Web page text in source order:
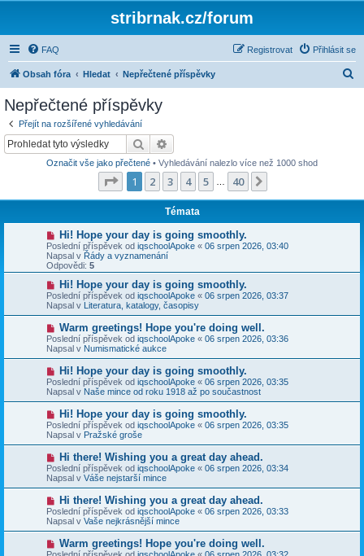
stribrnak.cz/forum
FAQ Přihlásit se
Registrovat
Obsah fóra Hledat Nepřečtené příspěvky
Nepřečtené příspěvky
Přejít na rozšířené vyhledávání
Hledat
Označit vše jako přečtené • Vyhledávání nalezlo více než 1000 shod
Stránka z 40
1 2 3 4 5 40
Témata
N
o
v
ý
p
s
p
v
e
k
Hi! Hope your day is going smoothly.
Poslední příspěvek od iqschoolApoke « 06 srpen 2026, 03:40
Napsal v Řády a vyznamenání
Odpovědi: 5
N
o
v
ý
p
í
s
p
v
e
k
Hi! Hope your day is going smoothly.
Poslední příspěvek od iqschoolApoke « 06 srpen 2026, 03:37
Napsal v Literatura, katalogy, časopisy
N
o
v
ý
p
í
s
p
v
e
k
Warm greetings! Hope you're doing well.
Poslední příspěvek od iqschoolApoke « 06 srpen 2026, 03:36
Napsal v Numismatické aukce
N
o
v
ý
p
í
s
p
v
e
k
Hi! Hope your day is going smoothly.
Poslední příspěvek od iqschoolApoke « 06 srpen 2026, 03:35
Napsal v Naše mince od roku 1918 až po součastnost
N
o
v
ý
p
í
s
p
v
e
k
Hi! Hope your day is going smoothly.
Poslední příspěvek od iqschoolApoke « 06 srpen 2026, 03:35
Napsal v Pražské groše
N
o
v
ý
p
í
s
p
ě
v
Hi there! Wishing you a great day ahead.
Poslední příspěvek od iqschoolApoke « 06 srpen 2026, 03:34
Napsal v Váše nejstarší mince
N
o
v
ý
p
Hi there! Wishing you a great day ahead.
Poslední příspěvek od iqschoolApoke « 06 srpen 2026, 03:33
Napsal v Vaše nejkrásnější mince
N
o
Warm greetings! Hope you're doing well.
Poslední příspěvek od iqschoolApoke « 06 srpen 2026, 03:32